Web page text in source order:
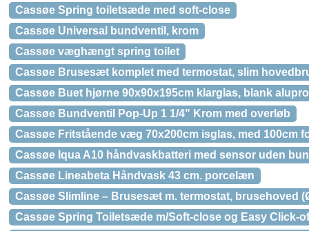
Cassøe Spring toiletsæde med soft-close
Cassøe Universal bundventil, krom
Cassøe væghængt spring toilet
Cassøe Brusesæt komplet med termostat, slim
Cassøe Buet hjørne 90x90x195cm klarglas, blank
Cassøe Bundventil Pop-Up 1 1/4" Krom med overløb
Cassøe Fritstående væg 70x200cm isglas, med 100cm
Cassøe Iqua A10 håndvaskbatteri med sensor uden
Cassøe Lineabeta Håndvask 43 cm. porcelæn
Cassøe Slimline – Brusesæt m. termostat, brusehoved
Cassøe Spring Toiletsæde m/Soft-close og Easy Click-